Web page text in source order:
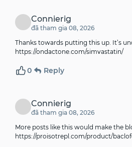
Connierig
đã tham gia 08, 2026
Thanks towards putting this up. It’s
https://ondactone.com/simvastatin/
0 Reply
Connierig
đã tham gia 08, 2026
More posts like this would make the
https://proisotrepl.com/product/